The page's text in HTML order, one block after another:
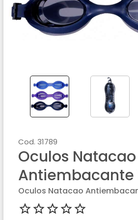
Cod. 31789
Oculos Natacao
Antiembacante
Oculos Natacao